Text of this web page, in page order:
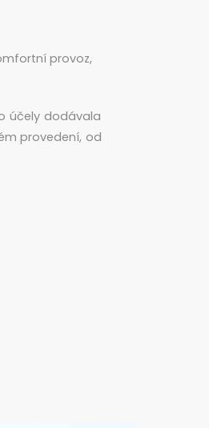
provoz,
účely dodávala
provedení, od